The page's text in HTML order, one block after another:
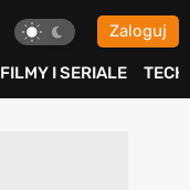
Zaloguj
FILMY I SERIALE TECH